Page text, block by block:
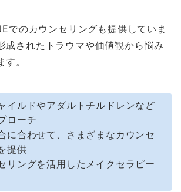
でのカウンセリングも提供していま
成されたトラウマや価値観から悩み
。
イルドやアダルトチルドレンなど
ローチ
に合わせて、さまざまなカウンセ
提供
リングを活用したメイクセラピー